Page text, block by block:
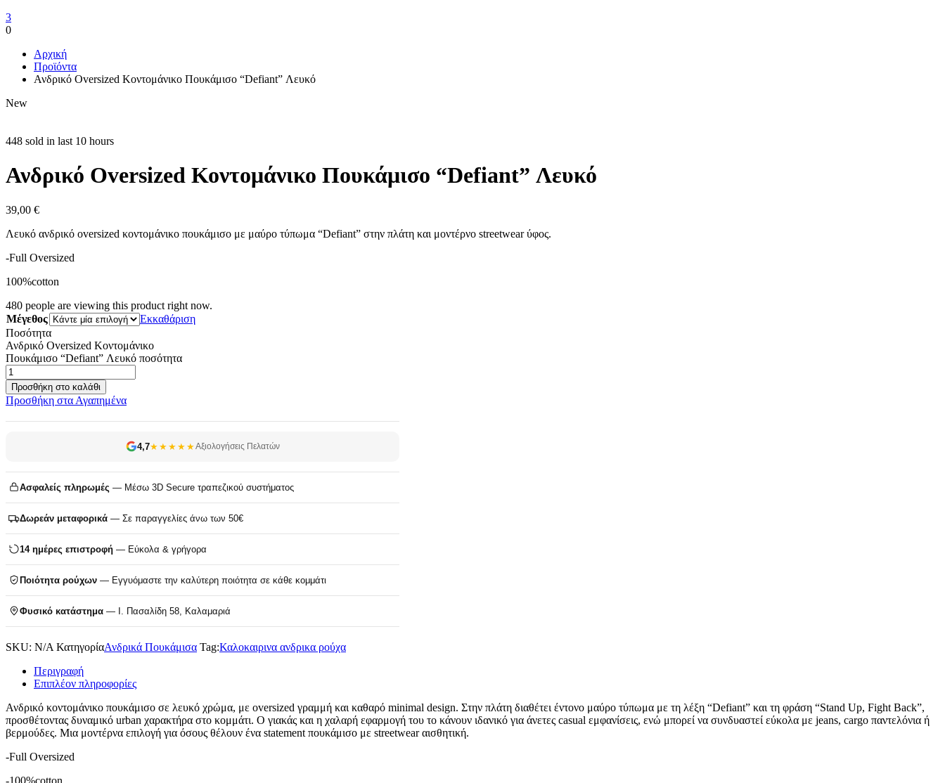
3
0
Αρχική
Προϊόντα
Ανδρικό Oversized Κοντομάνικο Πουκάμισο “Defiant” Λευκό
New
448 sold in last 10 hours
Ανδρικό Oversized Κοντομάνικο Πουκάμισο “Defiant” Λευκό
39,00 €
Λευκό ανδρικό oversized κοντομάνικο πουκάμισο με μαύρο τύπωμα “Defiant” στην πλάτη και μοντέρνο streetwear ύφος.
-Full Oversized
100%cotton
480 people are viewing this product right now.
Μέγεθος
Εκκαθάριση
Ποσότητα
Ανδρικό Oversized Κοντομάνικο
Πουκάμισο “Defiant” Λευκό ποσότητα
Προσθήκη στο καλάθι
Προσθήκη στα Αγαπημένα
4,7★★★★★Αξιολογήσεις Πελατών
Ασφαλείς πληρωμές — Μέσω 3D Secure τραπεζικού συστήματος
Δωρεάν μεταφορικά — Σε παραγγελίες άνω των 50€
14 ημέρες επιστροφή — Εύκολα & γρήγορα
Ποιότητα ρούχων — Εγγυόμαστε την καλύτερη ποιότητα σε κάθε κομμάτι
Φυσικό κατάστημα — Ι. Πασαλίδη 58, Καλαμαριά
SKU: N/A ΚατηγορίαΑνδρικά Πουκάμισα Tag:Καλοκαιρινα ανδρικα ρούχα
Περιγραφή
Επιπλέον πληροφορίες
Ανδρικό κοντομάνικο πουκάμισο σε λευκό χρώμα, με oversized γραμμή και καθαρό minimal design. Στην πλάτη διαθέτει έντονο μαύρο τύπωμα με τη λέξη “Defiant” και τη φράση “Stand Up, Fight Back”,
προσθέτοντας δυναμικό urban χαρακτήρα στο κομμάτι. Ο γιακάς και η χαλαρή εφαρμογή του το κάνουν ιδανικό για άνετες casual εμφανίσεις, ενώ μπορεί να συνδυαστεί εύκολα με jeans, cargo παντελόνια ή
βερμούδες. Μια μοντέρνα επιλογή για όσους θέλουν ένα statement πουκάμισο με streetwear αισθητική.
-Full Oversized
-100%cotton